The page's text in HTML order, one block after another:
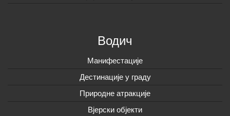
Водич
Манифестације
Дестинације у граду
Природне атракције
Вјерски објекти